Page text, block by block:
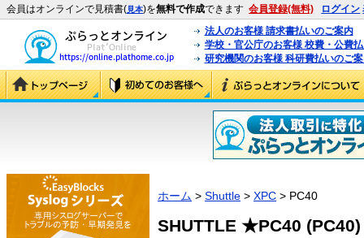
会員はオンラインで見積書(見本)を無料で作成できます 会員登録(無料) ログイン
法人のお客様 請求書払いのご案内
学校・官公庁のお客様 校費・公費
研究機関のお客様 科研費払いのご
ホーム > Shuttle > XPC > PC40
SHUTTLE ★PC40 (PC40)